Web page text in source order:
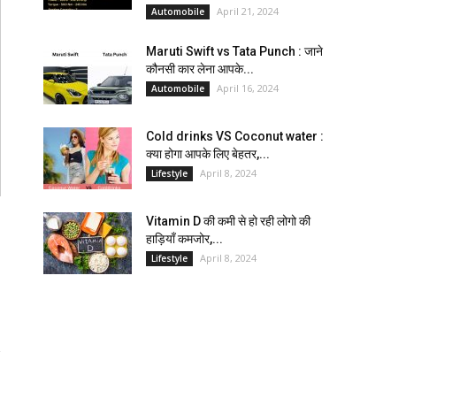
Automobile April 21, 2024
Maruti Swift vs Tata Punch : जाने
कौनसी कार लेना आपके...
Automobile April 16, 2024
Cold drinks VS Coconut water :
क्या होगा आपके लिए बेहतर,...
Lifestyle April 8, 2024
Vitamin D की कमी से हो रही लोगो की
हाड़ियाँ कमजोर,...
Lifestyle April 8, 2024